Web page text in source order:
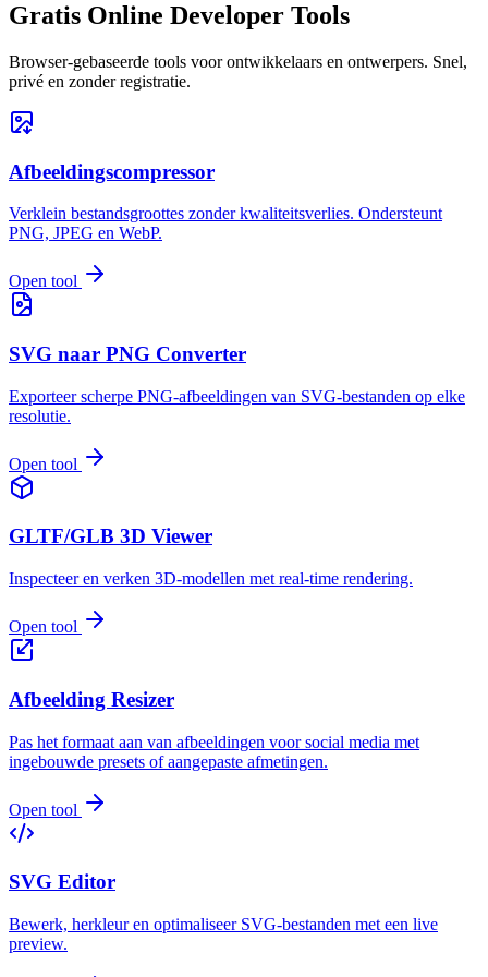
Home Alpha Projecten
Gratis Online Developer Tools
Browser-gebaseerde tools voor ontwikkelaars en ontwerpers. Snel,
privé en zonder registratie.
Afbeeldingscompressor
Verklein bestandsgroottes zonder kwaliteitsverlies. Ondersteunt
PNG, JPEG en WebP.
Open tool
SVG naar PNG Converter
Exporteer scherpe PNG-afbeeldingen van SVG-bestanden op elke
resolutie.
Open tool
GLTF/GLB 3D Viewer
Inspecteer en verken 3D-modellen met real-time rendering.
Open tool
Afbeelding Resizer
Pas het formaat aan van afbeeldingen voor social media met
ingebouwde presets of aangepaste afmetingen.
Open tool
SVG Editor
Bewerk, herkleur en optimaliseer SVG-bestanden met een live
preview.